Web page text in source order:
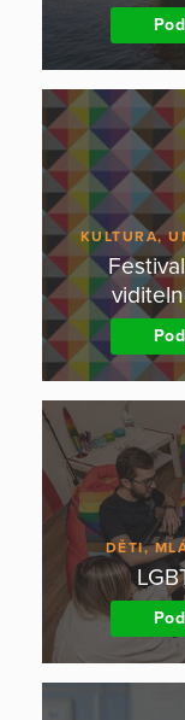
KULTURA,
DĚTI,